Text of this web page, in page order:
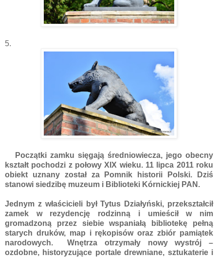
5.
Początki zamku sięgają średniowiecza, jego obecny
kształt pochodzi z połowy XIX wieku. 11 lipca 2011 roku
obiekt uznany został za Pomnik historii Polski. Dziś
stanowi siedzibę muzeum i Biblioteki Kórnickiej PAN.
Jednym z właścicieli był Tytus Działyński, przekształcił
zamek w rezydencję rodzinną i umieścił w nim
gromadzoną przez siebie wspaniałą bibliotekę pełną
starych druków, map i rękopisów oraz zbiór pamiątek
narodowych. Wnętrza otrzymały nowy wystrój –
ozdobne, historyzujące portale drewniane, sztukaterie i